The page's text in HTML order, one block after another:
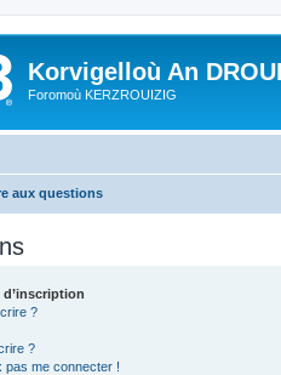
Korvigelloù An
Foromoù KERZROUIZIG
aux questions
?
?
pas me connecter !